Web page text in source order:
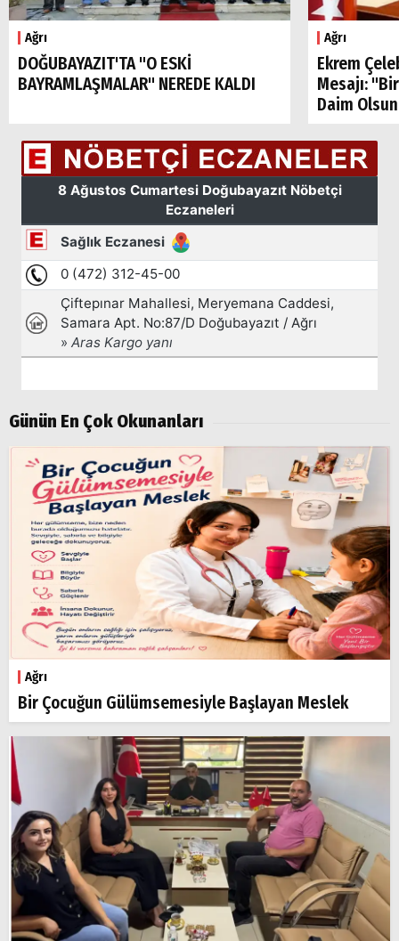
Ağrı
DOĞUBAYAZIT'TA "O ESKİ
BAYRAMLAŞMALAR" NEREDE KALDI
Ağrı
Ekrem
Mesajı:
Daim
Günün En Çok Okunanları
Ağrı
Bir Çocuğun Gülümsemesiyle Başlayan Meslek
Aramalar:
Ağrı
Doğubayazıt